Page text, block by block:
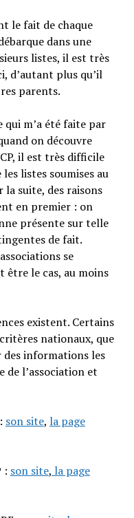
le fait de chaque
dans une
listes, il est très
d’autant plus qu’il
parents.
qui m’a été faite par
on découvre
il est très difficile
listes soumises au
suite, des raisons
en premier : on
présente sur telle
de fait.
se
être le cas, au moins
existent. Certains
nationaux, que
informations les
de l’association et
son site, la page
: son site, la page